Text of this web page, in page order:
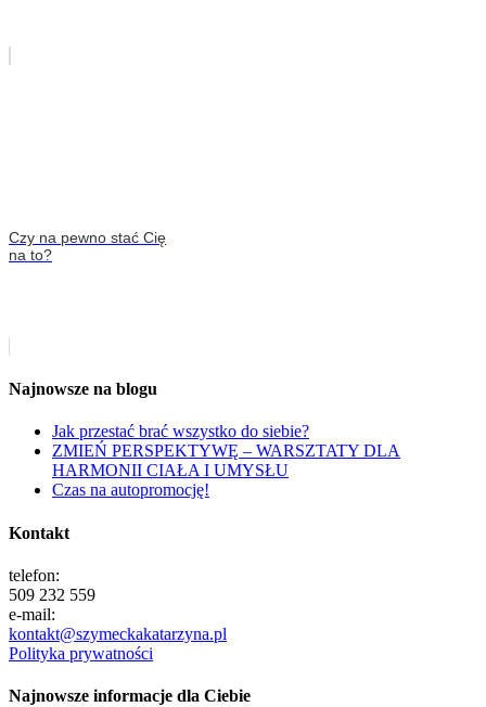
Czy na pewno stać Cię
na to?
Najnowsze na blogu
Jak przestać brać wszystko do siebie?
ZMIEŃ PERSPEKTYWĘ – WARSZTATY DLA
HARMONII CIAŁA I UMYSŁU
Czas na autopromocję!
Kontakt
telefon:
509 232 559
e-mail:
kontakt@szymeckakatarzyna.pl
Polityka prywatności
Najnowsze informacje dla Ciebie